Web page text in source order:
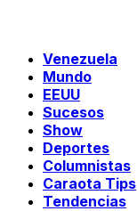
Venezuela
Mundo
EEUU
Sucesos
Show
Deportes
Columnistas
Caraota Tips
Tendencias